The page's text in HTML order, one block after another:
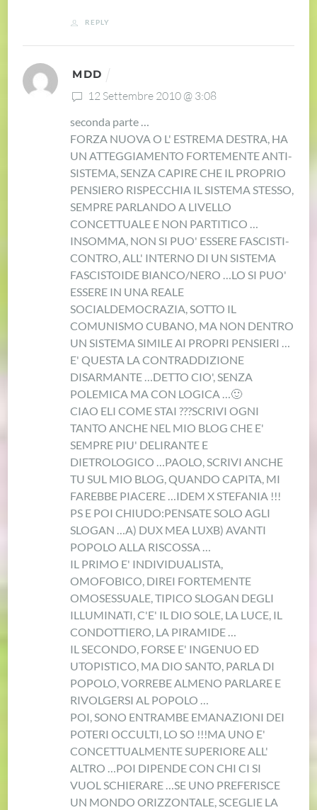
REPLY
MDD
12 Settembre 2010 @ 3:08
seconda parte …
FORZA NUOVA O L' ESTREMA DESTRA, HA
UN ATTEGGIAMENTO FORTEMENTE ANTI-
SISTEMA, SENZA CAPIRE CHE IL PROPRIO
PENSIERO RISPECCHIA IL SISTEMA STESSO,
SEMPRE PARLANDO A LIVELLO
CONCETTUALE E NON PARTITICO …
INSOMMA, NON SI PUO' ESSERE FASCISTI-
CONTRO, ALL' INTERNO DI UN SISTEMA
FASCISTOIDE BIANCO/NERO … LO SI PUO'
ESSERE IN UNA REALE
SOCIALDEMOCRAZIA, SOTTO IL
COMUNISMO CUBANO, MA NON DENTRO
UN SISTEMA SIMILE AI PROPRI PENSIERI …
E' QUESTA LA CONTRADDIZIONE
DISARMANTE … DETTO CIO', SENZA
POLEMICA MA CON LOGICA … 🙂
CIAO ELI COME STAI ???SCRIVI OGNI
TANTO ANCHE NEL MIO BLOG CHE E'
SEMPRE PIU' DELIRANTE E
DIETROLOGICO … PAOLO, SCRIVI ANCHE
TU SUL MIO BLOG, QUANDO CAPITA, MI
FAREBBE PIACERE … IDEM X STEFANIA !!!
PS E POI CHIUDO:PENSATE SOLO AGLI
SLOGAN … A) DUX MEA LUXB) AVANTI
POPOLO ALLA RISCOSSA …
IL PRIMO E' INDIVIDUALISTA,
OMOFOBICO, DIREI FORTEMENTE
OMOSESSUALE, TIPICO SLOGAN DEGLI
ILLUMINATI, C'E' IL DIO SOLE, LA LUCE, IL
CONDOTTIERO, LA PIRAMIDE …
IL SECONDO, FORSE E' INGENUO ED
UTOPISTICO, MA DIO SANTO, PARLA DI
POPOLO, VORREBE ALMENO PARLARE E
RIVOLGERSI AL POPOLO …
POI, SONO ENTRAMBE EMANAZIONI DEI
POTERI OCCULTI, LO SO !!!MA UNO E'
CONCETTUALMENTE SUPERIORE ALL'
ALTRO … POI DIPENDE CON CHI CI SI
VUOL SCHIERARE … SE UNO PREFERISCE
UN MONDO ORIZZONTALE, SCEGLIE LA